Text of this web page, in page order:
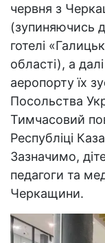
червня з
(зупиняючись
готелі
області), а
аеропорту їх
Посольства
Тимчасовий
Республіці
Зазначимо,
педагоги та
Черкащини.